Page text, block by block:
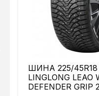
ШИНА 225/45R18
LINGLONG LEAO
DEFENDER